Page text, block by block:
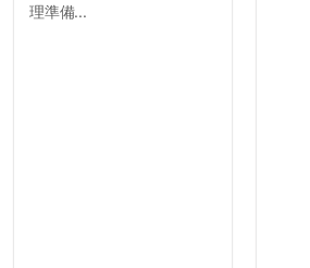
理準備...